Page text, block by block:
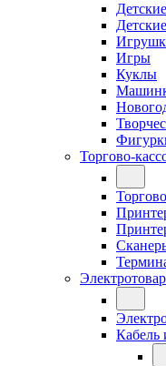
Игры
Куклы
Торгово-
Кабель